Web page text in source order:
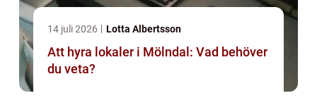
14 juli 2026 Lotta Albertsson
Att hyra lokaler i Mölndal: Vad behöver
du veta?